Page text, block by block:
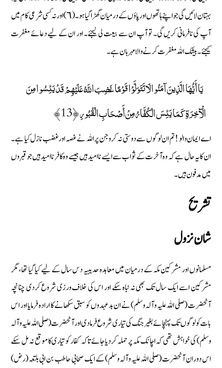
بہتان لائیں گی جو اپنے ہاتھوں اور پاؤں کے درمیان گھڑا گیا ہو۔ (٦) اور نہ کسی شرعی کام میں
آپ کی نافرمانی کریں گی۔ تو آپ ان سے بیعت لی لیجئے۔ اور ان کے لیے دعائے مغفرت
کیجئے۔ بیشک اللہ مغفرت کرنے والا مہربان ہے۔
يَا أَيُّهَا الَّذِينَ آمَنُوا لَا تَتَوَلَّوْا قَوْمًا غَضِبَ اللَّهُ عَلَيْهِمْ قَدْ يَئِسُوا مِنَ
الْآخِرَةِ كَمَا يَئِسَ الْكُفَّارُ مِنْ أَصْحَابِ الْقُبُورِ ﴿13﴾
اے ایمان والو ! تم ان لوگوں سے دوستی نہ کرو جن پر اللہ نے غصہ اور غضب نازل کیا ہے۔
ان کا یہ حال ہے کہ وہ آخرت کے ثواب سے ایسے ناامید ہیں جیسے وہ کافر ناامید ہیں جو قبروں
میں مدفون ہیں۔
تشريح
شان نزول
مسلمانوں اور مشرکین مکہ کے درمیان میں معاہدہ حدیبیہ دس سال کے لیے کیا گیا تھا، مگر
مشرکین اسے ایک سال تک بھی نہ نباہ سکے اور اس کی خلاف ورزی شروع کردی چنانچہ
آنحضرت (صلی اللہ علیہ وآلہ وسلم) نے ان بدعہدوں کو سبق سکھانے کا ارادہ فرمایا اور اس
بات کو لوگوں تک پہنچائے بغیر جنگ کی تیاری شروع فرما دی اور آنحضرت (صلی اللہ علیہ وآلہ
وسلم) کی خواہش تھی کہ اچانک مکہ پر حملہ کردیا جائے تاکہ کفار کو تیاری کا موقع نہ مل سکے
اس دوران آنحضرت (صلی اللہ علیہ وآلہ وسلم) کے ایک صحابی حاطب بن ابی بلتعہ (رض)